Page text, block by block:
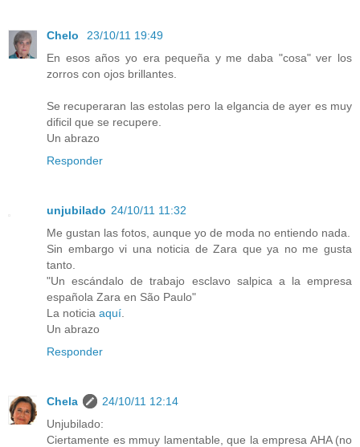
Chelo
23/10/11 19:49
En esos años yo era pequeña y me daba "cosa" ver los
zorros con ojos brillantes.
Se recuperaran las estolas pero la elgancia de ayer es muy
dificil que se recupere.
Un abrazo
Responder
unjubilado 24/10/11 11:32
Me gustan las fotos, aunque yo de moda no entiendo nada.
Sin embargo vi una noticia de Zara que ya no me gusta
tanto.
"Un escándalo de trabajo esclavo salpica a la empresa
española Zara en São Paulo"
La noticia aquí
Un abrazo
Responder
Chela
24/10/11 12:14
Unjubilado:
Ciertamente es mmuy lamentable, que la empresa AHA (no